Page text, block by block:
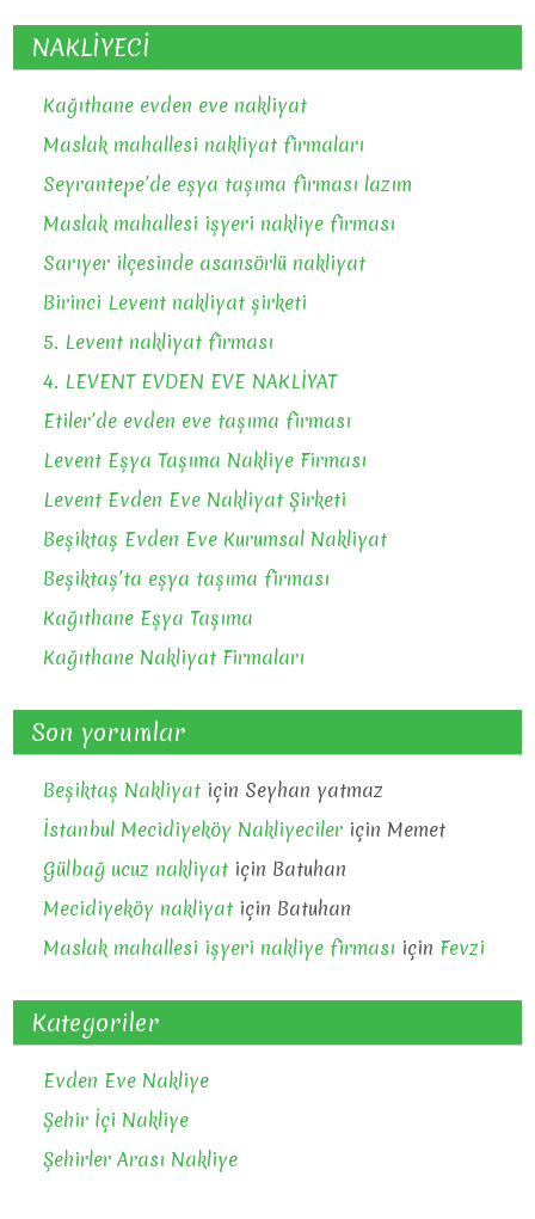
NAKLİYECİ
Kağıthane evden eve nakliyat
Maslak mahallesi nakliyat firmaları
Seyrantepe’de eşya taşıma firması lazım
Maslak mahallesi işyeri nakliye firması
Sarıyer ilçesinde asansörlü nakliyat
Birinci Levent nakliyat şirketi
5. Levent nakliyat firması
4. LEVENT EVDEN EVE NAKLİYAT
Etiler’de evden eve taşıma firması
Levent Eşya Taşıma Nakliye Firması
Levent Evden Eve Nakliyat Şirketi
Beşiktaş Evden Eve Kurumsal Nakliyat
Beşiktaş’ta eşya taşıma firması
Kağıthane Eşya Taşıma
Kağıthane Nakliyat Firmaları
Son yorumlar
Beşiktaş Nakliyat için Seyhan yatmaz
İstanbul Mecidiyeköy Nakliyeciler için Memet
Gülbağ ucuz nakliyat için Batuhan
Mecidiyeköy nakliyat için Batuhan
Maslak mahallesi işyeri nakliye firması için Fevzi
Kategoriler
Evden Eve Nakliye
Şehir İçi Nakliye
Şehirler Arası Nakliye